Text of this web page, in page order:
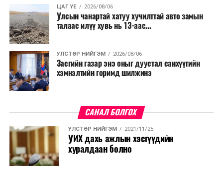
ЦАГ ҮЕ 2026/08/06
Улсын чанартай хатуу хучилттай авто замын
талаас илүү хувь нь 13-аас...
УЛСТӨР НИЙГЭМ 2026/08/06
Засгийн газар энэ оныг дуустал санхүүгийн
хэмнэлтийн горимд шилжинэ
САНАЛ БОЛГОХ
УЛСТӨР НИЙГЭМ 2021/11/25
УИХ дахь ажлын хэсгүүдийн
хуралдаан болно